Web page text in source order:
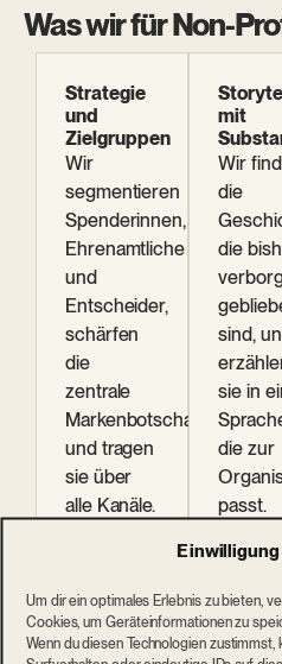
Um dir ein optimales Erlebnis zu bieten,
Cookies, um Geräteinformationen zu
Wenn du diesen Technologien zustimmst,
Was wir für Non-
Strategie
und
Zielgruppen
Wir
segmentieren
Spenderinnen,
Ehrenamtliche
und
Entscheider,
schärfen
die
zentrale
Markenbotschaft
und tragen
sie über
alle Kanäle.
mit
Wir
die
die
sind,
sie in
die zur
passt.
Dazu kommt, was Stiftungen
Geschäftsberichte, die
Publishing, das mehr ist als